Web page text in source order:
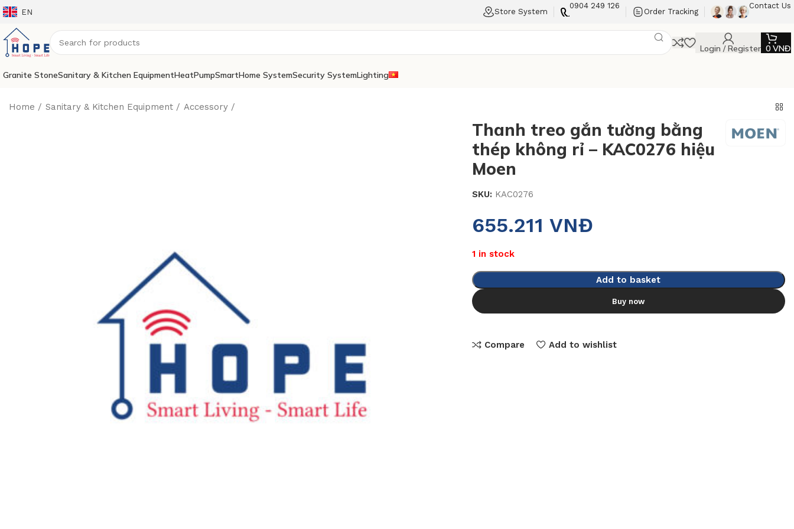
EN Store System
0904 249 126
Order Tracking
Contact Us
Login / Register 0 VNĐ
Granite StoneSanitary & Kitchen EquipmentHeatPumpSmartHome SystemSecurity SystemLighting
Home Sanitary & Kitchen Equipment Accessory
Thanh treo gắn tường bằng
thép không rỉ – KAC0276 hiệu
Moen
SKU: KAC0276
655.211 VNĐ
1 in stock
Add to basket
Buy now
Compare Add to wishlist